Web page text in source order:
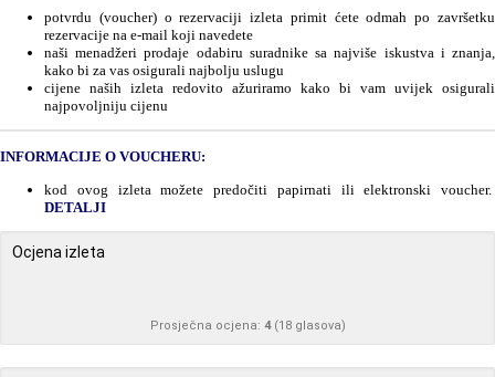
potvrdu (voucher) o rezervaciji izleta primit ćete odmah po završetku
rezervacije na e-mail koji navedete
naši menadžeri prodaje odabiru suradnike sa najviše iskustva i znanja,
kako bi za vas osigurali najbolju uslugu
cijene naših izleta redovito ažuriramo kako bi vam uvijek osigurali
najpovoljniju cijenu
INFORMACIJE O VOUCHERU:
kod ovog izleta možete predočiti papirnati ili elektronski voucher.
DETALJI
Ocjena izleta
Prosječna ocjena: 4(18glasova)